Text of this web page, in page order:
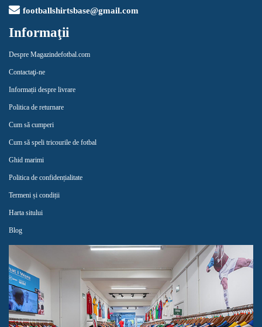
footballshirtsbase@gmail.com
Informaţii
Despre Magazindefotbal.com
Contactaţi-ne
Informații despre livrare
Politica de returnare
Cum să cumperi
Cum să speli tricourile de fotbal
Ghid marimi
Politica de confidențialitate
Termeni și condiții
Harta sitului
Blog